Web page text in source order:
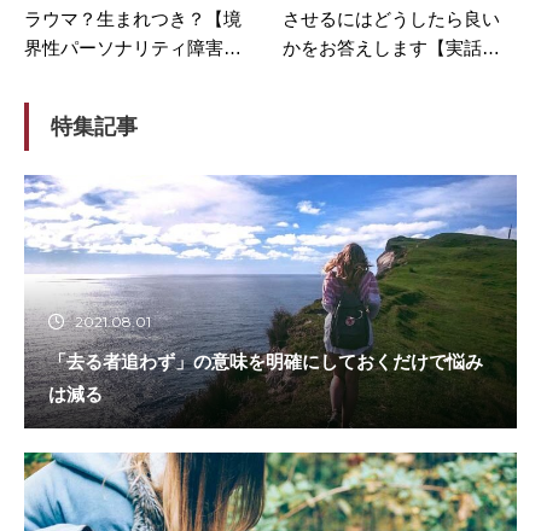
ラウマ？生まれつき？【境
界性パーソナリティ障害の
させるにはどうしたら良い
かをお答えします【実話を
特集記事
2021.08.01
「去る者追わず」の意味を明確にしておくだけで悩み
は減る